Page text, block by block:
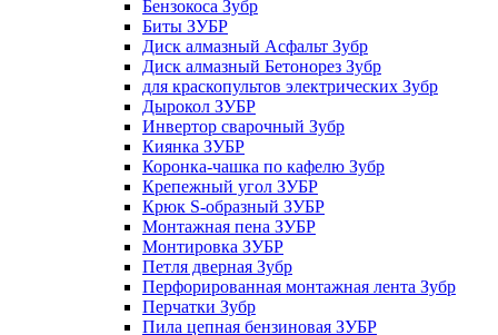
Бензокоса Зубр
Биты ЗУБР
Диск алмазный Асфальт Зубр
Диск алмазный Бетонорез Зубр
для краскопультов электрических Зубр
Дырокол ЗУБР
Инвертор сварочный Зубр
Киянка ЗУБР
Коронка-чашка по кафелю Зубр
Крепежный угол ЗУБР
Крюк S-образный ЗУБР
Монтажная пена ЗУБР
Монтировка ЗУБР
Петля дверная Зубр
Перфорированная монтажная лента Зубр
Перчатки Зубр
Пила цепная бензиновая ЗУБР